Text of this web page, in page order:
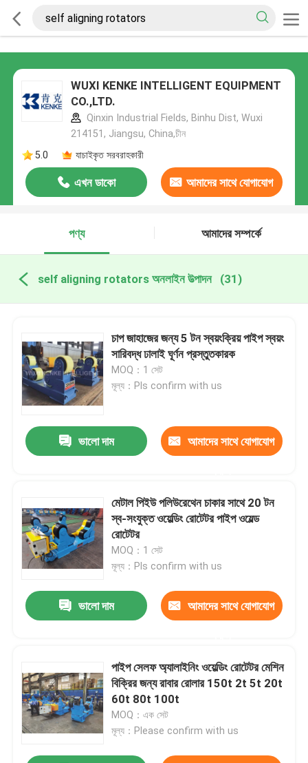
WUXI KENKE INTELLIGENT EQUIPMENT
CO.,LTD.
Qinxin Industrial Fields, Binhu Dist, Wuxi
214151, Jiangsu, China,চীন
5.0
যাচাইকৃত সরবরাহকারী
এখন ডাকো আমাদের সাথে যোগাযোগ
পণ্য
আমাদের সম্পর্কে
self aligning rotators অনলাইন উত্পাদন (31)
চাপ জাহাজের জন্য 5 টন স্বয়ংক্রিয় পাইপ স্বয়ং
সারিবদ্ধ ঢালাই ঘূর্ণন প্রস্তুতকারক
MOQ：1 সেট
মূল্য：Pls confirm with us
ভালো দাম আমাদের সাথে যোগাযোগ
মেটাল পিইউ পলিউরেথেন চাকার সাথে 20 টন
স্ব-সংযুক্ত ওয়েল্ডিং রোটেটর পাইপ ওয়েল্ড
রোটেটর
MOQ：1 সেট
মূল্য：Pls confirm with us
ভালো দাম আমাদের সাথে যোগাযোগ
পাইপ সেলফ অ্যালাইনিং ওয়েল্ডিং রোটেটর মেশিন
বিক্রির জন্য রাবার রোলার 150t 2t 5t 20t
60t 80t 100t
MOQ：এক সেট
মূল্য：Please confirm with us